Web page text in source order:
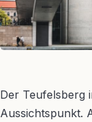
Der Teufelsberg
Aussichtspunkt.